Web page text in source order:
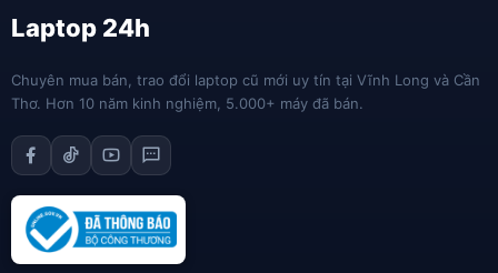
Laptop 24h
Chuyên mua bán, trao đổi laptop cũ mới uy tín tại Vĩnh Long và Cần
Thơ. Hơn 10 năm kinh nghiệm, 5.000+ máy đã bán.